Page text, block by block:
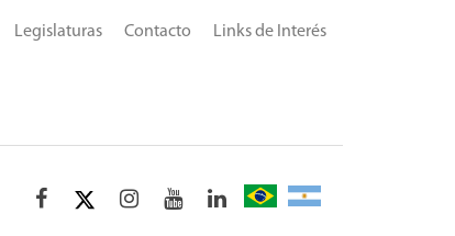
Links de Interés
Contacto
Legislaturas